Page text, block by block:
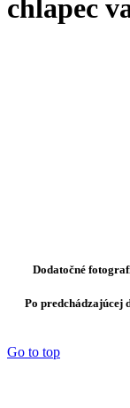
chlapec
Dodatočné
Po predchádzajúcej
Go to top